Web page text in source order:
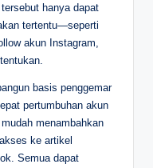
hanya dapat
tertentu—seperti
akun Instagram,
basis penggemar
pertumbuhan akun
menambahkan
ke artikel
Semua dapat